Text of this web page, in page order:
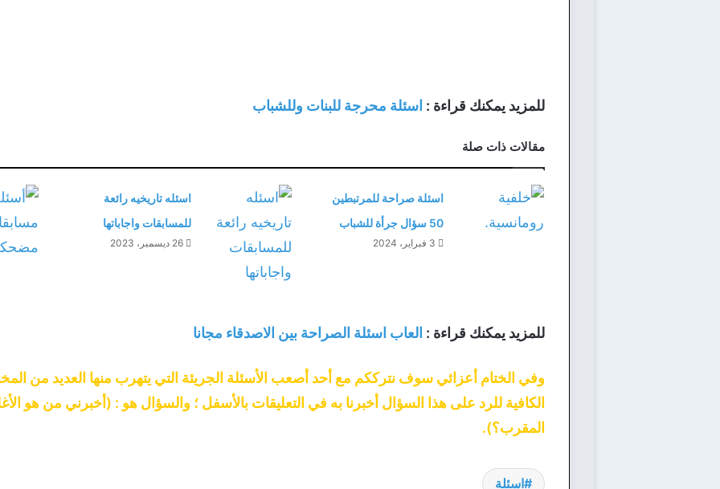
للمزيد يمكنك قراءة : اسئلة محرجة للبنات وللشباب
مقالات ذات صلة
اسئلة صراحة للمرتبطين
50 سؤال جرأة للشباب
3 فبراير، 2024
اسئله تاريخيه رائعة
للمسابقات واجاباتها
26 ديسمبر، 2023
للمزيد يمكنك قراءة : العاب اسئلة الصراحة بين الاصدقاء مجانا
وفي الختام أعزائي سوف نترككم مع أحد أصعب الأسئلة الجريئة التي يتهرب منها العديد من
الكافية للرد على هذا السؤال أخبرنا به في التعليقات بالأسفل ؛ والسؤال هو : (أخبرني من هو
المقرب؟).
اسئلة